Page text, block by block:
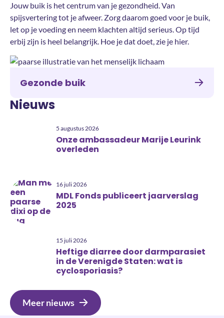
Jouw buik is het centrum van je gezondheid. Van
spijsvertering tot je afweer. Zorg daarom goed voor je buik,
let op je voeding en neem klachten altijd serieus. Op tijd
erbij zijn is heel belangrijk. Hoe je dat doet, zie je hier.
Gezonde buik
Nieuws
5 augustus 2026
Onze ambassadeur Marije Leurink
overleden
16 juli 2026
MDL Fonds publiceert jaarverslag
2025
15 juli 2026
Heftige diarree door darmparasiet
in de Verenigde Staten: wat is
cyclosporiasis?
Meer nieuws